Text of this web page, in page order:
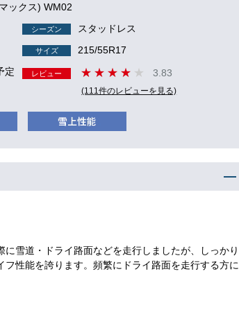
ックス) WM02
シーズン スタッドレス
サイズ 215/55R17
定
レビュー 3.83
(111件のレビューを見る)
雪道・ドライ路面などを走行しましたが、しっかり
性能を誇ります。頻繁にドライ路面を走行する方に